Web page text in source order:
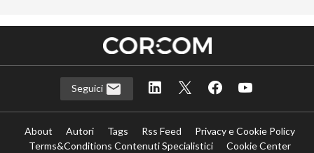
Seguici
About Autori Tags Rss Feed
Privacy e Cookie Policy
Terms&Conditions Contenuti Specialistici
Cookie Center